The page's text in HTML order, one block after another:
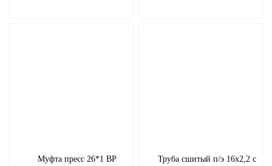
Муфта пресс 26*1 ВР
Труба сшитый п/э 16х2,2 с